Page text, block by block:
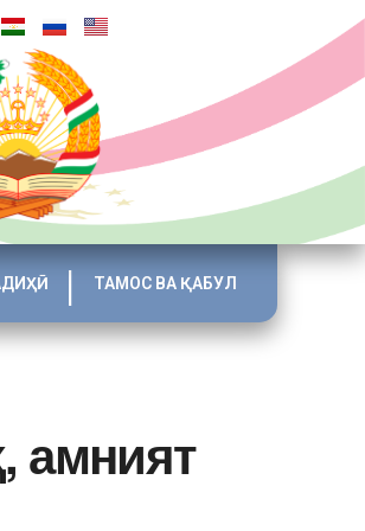
ТАМОС ВА ҚАБУЛ
амният